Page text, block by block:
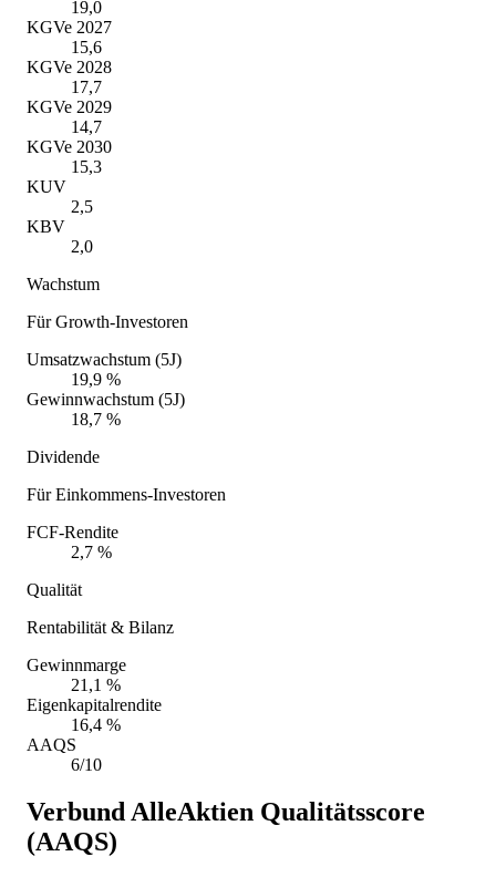
19,0
KGVe 2027
15,6
KGVe 2028
17,7
KGVe 2029
14,7
KGVe 2030
15,3
KUV
2,5
KBV
2,0
Wachstum
Für Growth-Investoren
Umsatzwachstum (5J)
19,9 %
Gewinnwachstum (5J)
18,7 %
Dividende
Für Einkommens-Investoren
FCF-Rendite
2,7 %
Qualität
Rentabilität & Bilanz
Gewinnmarge
21,1 %
Eigenkapitalrendite
16,4 %
AAQS
6/10
Verbund AlleAktien Qualitätsscore
(AAQS)